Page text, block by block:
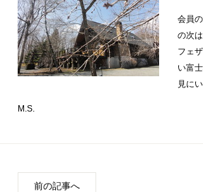
会員
の次は
フェ
い富
見に
M.S.
前の記事へ